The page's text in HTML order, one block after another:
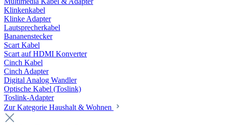
Klinkenkabel
Klinke Adapter
Lautsprecherkabel
Bananenstecker
Scart Kabel
Scart auf HDMI Konverter
Cinch Kabel
Cinch Adapter
Digital Analog Wandler
Optische Kabel (Toslink)
Toslink-Adapter
Zur Kategorie Haushalt & Wohnen